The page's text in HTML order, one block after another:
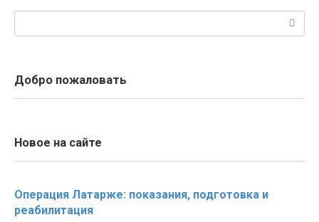
Поиск:
Добро пожаловать
Новое на сайте
Операция Латарже: показания, подготовка и
реабилитация